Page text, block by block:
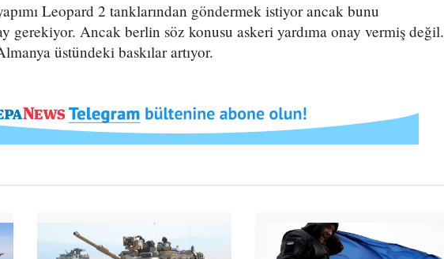
Leopard 2 tanklarından göndermek istiyor ancak bunu
gerekiyor. Ancak berlin söz konusu askeri yardıma onay vermiş değil.
üstündeki baskılar artıyor.